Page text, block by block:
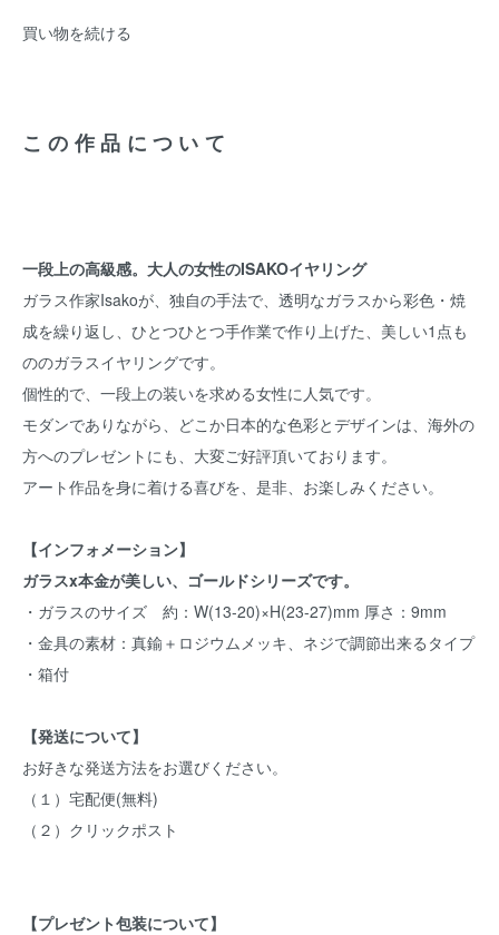
買い物を続ける
この作品について
一段上の高級感。大人の女性のISAKOイヤリング
ガラス作家Isakoが、独自の手法で、透明なガラスから彩色・焼
成を繰り返し、ひとつひとつ手作業で作り上げた、美しい1点も
ののガラスイヤリングです。
個性的で、一段上の装いを求める女性に人気です。
モダンでありながら、どこか日本的な色彩とデザインは、海外の
方へのプレゼントにも、大変ご好評頂いております。
アート作品を身に着ける喜びを、是非、お楽しみください。
【インフォメーション】
ガラスx本金が美しい、ゴールドシリーズです。
・ガラスのサイズ 約：W(13-20)×H(23-27)mm 厚さ：9mm
・金具の素材：真鍮＋ロジウムメッキ、ネジで調節出来るタイプ
・箱付
【発送について】
お好きな発送方法をお選びください。
（１）宅配便(無料)
（２）クリックポスト
【プレゼント包装について】